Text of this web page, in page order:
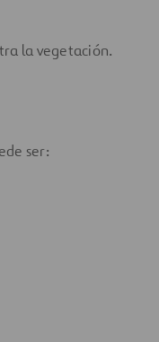
la vegetación.
ser: